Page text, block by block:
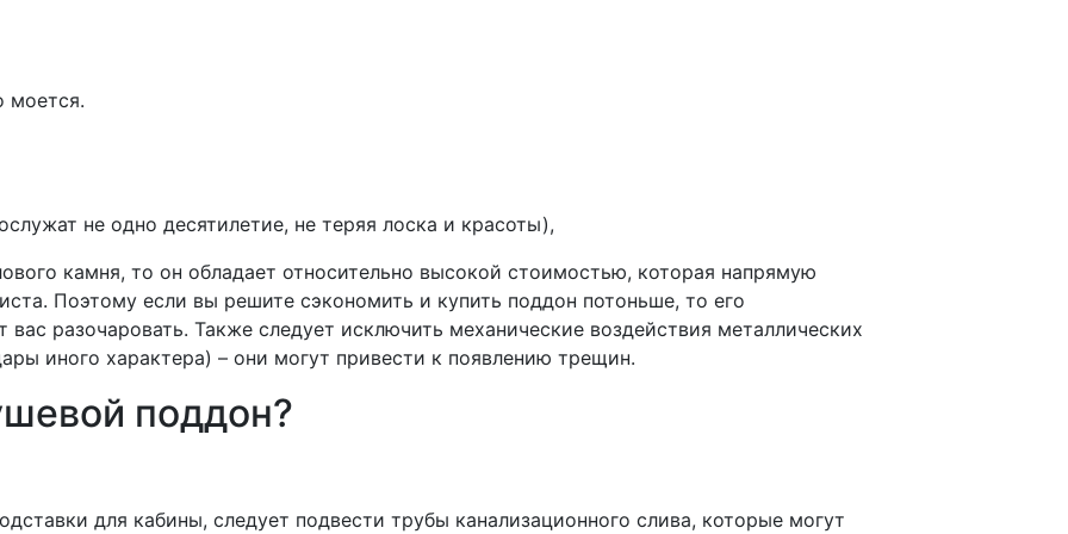
моется.
не одно десятилетие, не теряя лоска и красоты),
камня, то он обладает относительно высокой стоимостью, которая напрямую
Поэтому если вы решите сэкономить и купить поддон потоньше, то его
разочаровать. Также следует исключить механические воздействия металлических
иного характера) – они могут привести к появлению трещин.
поддон?
для кабины, следует подвести трубы канализационного слива, которые могут